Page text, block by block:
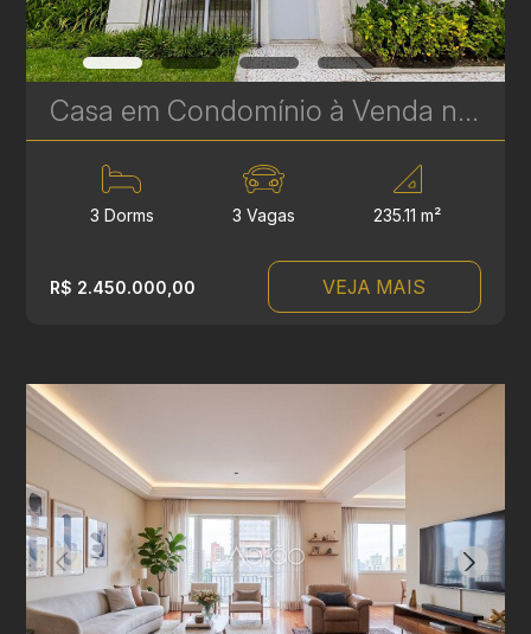
Casa em Condomínio à Venda no Vista Alegre – 3 Suítes | 235 m² | Próximo ao Parque Tingui | Ref. 582
3 Dorms 3 Vagas 235.11 m²
R$ 2.450.000,00 VEJA MAIS